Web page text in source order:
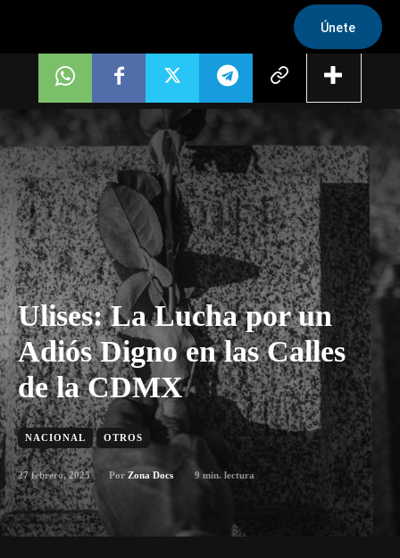
Únete
Ulises: La Lucha por un
Adiós Digno en las Calles
de la CDMX
NACIONAL OTROS
27 febrero, 2025 Por Zona Docs 9 min. lectura